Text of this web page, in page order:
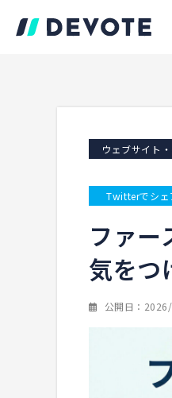
ウェブサイト
Twitterでシェ
ファー
気をつ
公開日：